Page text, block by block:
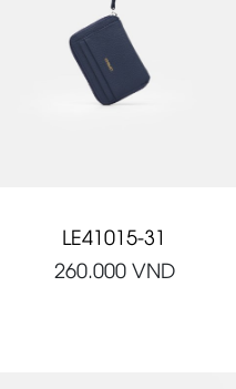
LE41015-31
260.000VND